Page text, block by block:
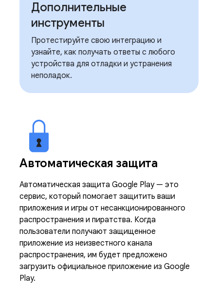
Дополнительные
инструменты
Протестируйте свою интеграцию и
узнайте, как получать ответы с любого
устройства для отладки и устранения
неполадок.
Автоматическая защита
Автоматическая защита Google Play — это
сервис, который помогает защитить ваши
приложения и игры от несанкционированного
распространения и пиратства. Когда
пользователи получают защищенное
приложение из неизвестного канала
распространения, им будет предложено
загрузить официальное приложение из Google
Play.